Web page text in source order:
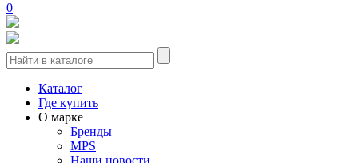
0
Каталог
Где купить
О марке
Бренды
MPS
Наши новости